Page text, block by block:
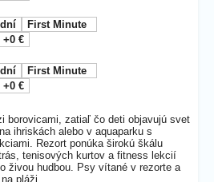
First Minute
+0 €
First Minute
+0 €
borovicami, zatiaľ čo deti objavujú svet
ihriskách alebo v aquaparku s
Rezort ponúka širokú škálu
tenisových kurtov a fitness lekcií
živou hudbou. Psy vítané v rezorte a
pláži.